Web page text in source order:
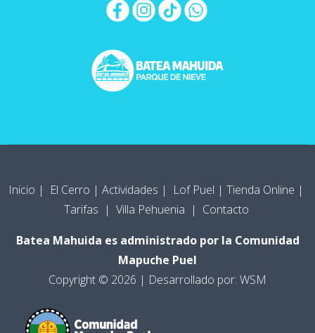
Inicio | El Cerro | Actividades | Lof Puel | Tienda Online |
Tarifas | Villa Pehuenia | Contacto
Batea Mahuida es administrado por la Comunidad
Mapuche Puel
Copyright © 2026 | Desarrollado por: WSM